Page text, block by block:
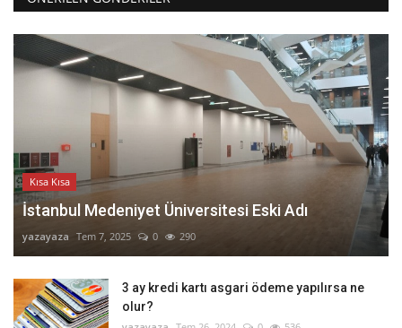
Kısa Kısa
İstanbul Medeniyet Üniversitesi Eski Adı
yazayaza Tem 7, 2025 0 290
3 ay kredi kartı asgari ödeme yapılırsa ne
olur?